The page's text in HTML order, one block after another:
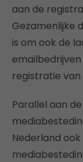
aan de
Gezamenlijke
is om ook de
registratie van
Parallel aan
Nederland